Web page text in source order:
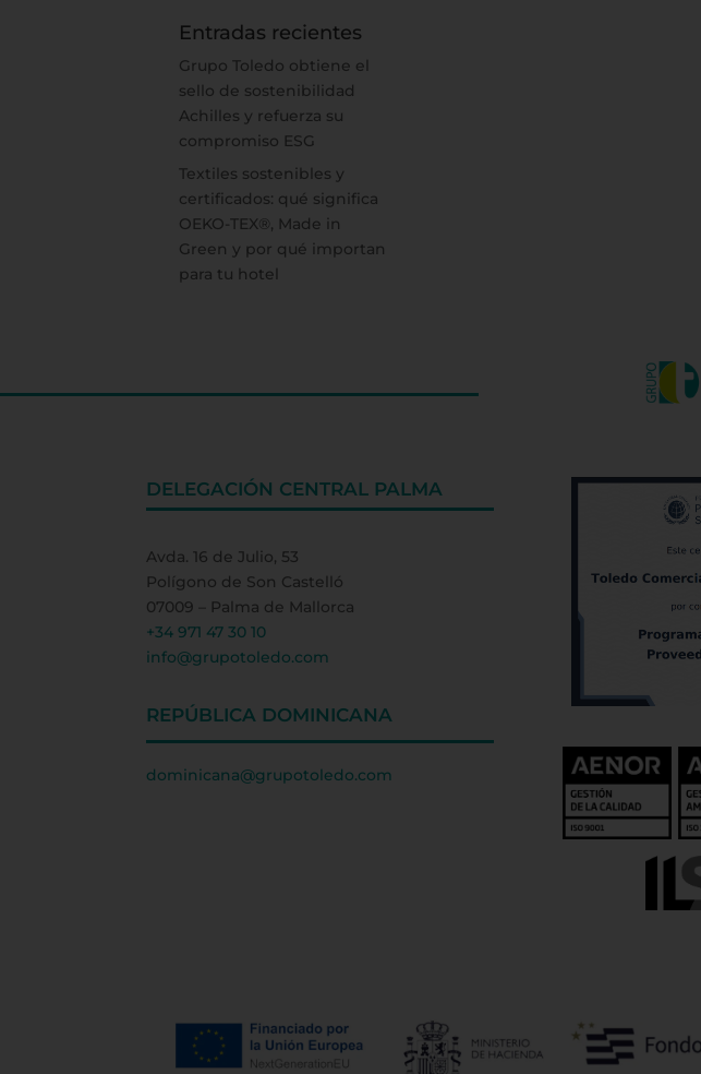
Entradas recientes
Grupo Toledo obtiene el
sello de sostenibilidad
Achilles y refuerza su
compromiso ESG
Textiles sostenibles y
certificados: qué significa
OEKO-TEX®, Made in
Green y por qué importan
para tu hotel
DELEGACIÓN CENTRAL PALMA
Avda. 16 de Julio, 53
Polígono de Son Castelló
07009 – Palma de Mallorca
+34 971 47 30 10
info@grupotoledo.com
REPÚBLICA DOMINICANA
dominicana@grupotoledo.com